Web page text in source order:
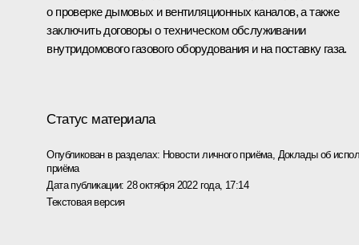
о проверке дымовых и вентиляционных каналов, а также
заключить договоры о техническом обслуживании
внутридомового газового оборудования и на поставку газа.
Статус материала
Опубликован в разделах: Новости личного приёма, Доклады об
приёма
Дата публикации: 28 октября 2022 года, 17:14
Текстовая версия